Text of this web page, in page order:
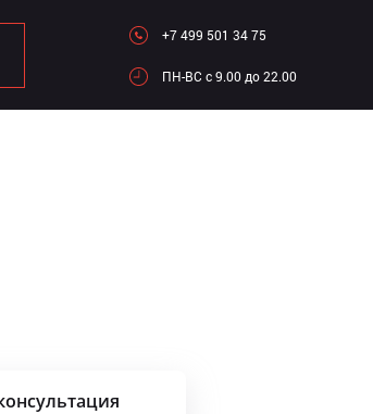
+7 499 501 34 75
ПН-ВC c 9.00 до 22.00